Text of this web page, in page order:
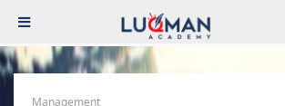
Management